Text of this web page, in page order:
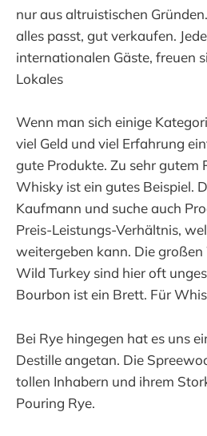
nur aus altruistischen
alles passt, gut verkaufen.
internationalen Gäste, freuen
Lokales
Wenn man sich einige
viel Geld und viel Erfahrung
gute Produkte. Zu sehr gutem
Whisky ist ein gutes Beispiel.
Kaufmann und suche auch
Preis-Leistungs-Verhältnis,
weitergeben kann. Die
Wild Turkey sind hier oft
Bourbon ist ein Brett. Für
Bei Rye hingegen hat es uns
Destille angetan. Die
tollen Inhabern und ihrem
Pouring Rye.